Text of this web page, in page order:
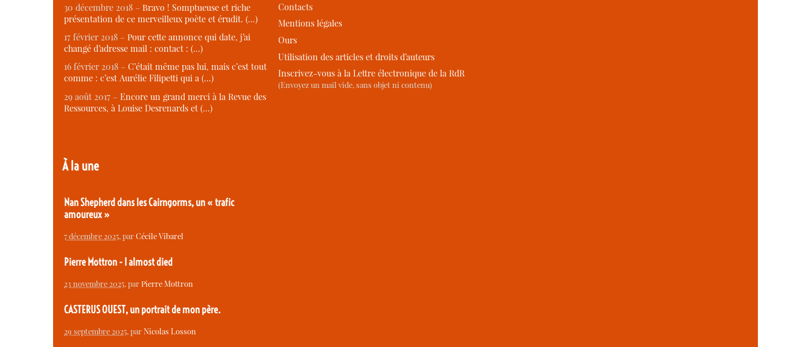
30 décembre 2018 – Bravo ! Somptueuse et riche
présentation de ce merveilleux poète et érudit. (…)
17 février 2018 – Pour cette annonce qui date, j’ai
changé d’adresse mail : contact : (…)
16 février 2018 – C’était même pas lui, mais c’est tout
comme : c’est Aurélie Filipetti qui a (…)
29 août 2017 – Encore un grand merci à la Revue des
Ressources, à Louise Desrenards et (…)
À la une
Nan Shepherd dans les Cairngorms, un « trafic
amoureux »
7 décembre 2025, parCécile Vibarel
Pierre Mottron - I almost died
23 novembre 2025, parPierre Mottron
CASTERUS OUEST, un portrait de mon père.
29 septembre 2025, parNicolas Losson
Contacts
Mentions légales
Ours
Utilisation des articles et droits d’auteurs
Inscrivez-vous à la Lettre électronique de la RdR
(Envoyez un mail vide, sans objet ni contenu)